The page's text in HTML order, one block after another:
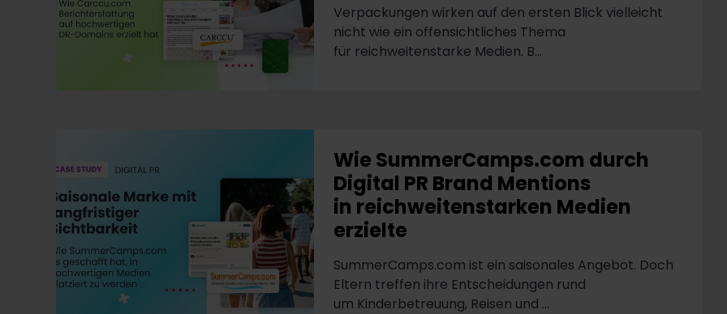
Verpackungen wirken auf den ersten Blick vielleicht
nicht wie ein offensichtliches Thema
für reichweitenstarke Medien. B...
Wie SummerCamps.com durch
Digital PR Brand Mentions
in reichweitenstarken Medien
erzielte
SummerCamps.com ist ein saisonales Angebot. Doch
Eltern treffen ihre Entscheidungen rund
um Kinderbetreuung, Reisen und ...